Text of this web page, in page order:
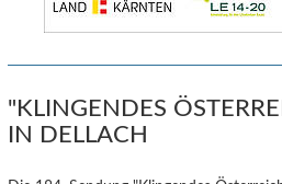
"KLINGENDES
IN DELLACH